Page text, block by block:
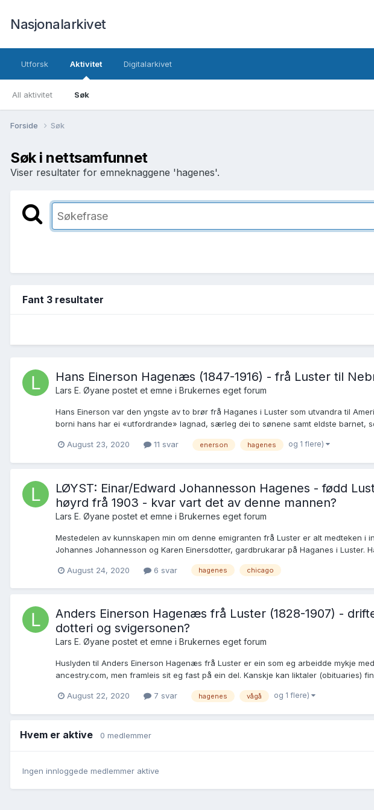
Nasjonalarkivet
Utforsk Aktivitet
All aktivitet Søk
Digitalarkivet
Forside Søk
Søk i nettsamfunnet
Viser resultater for emneknaggene 'hagenes'.
Fant 3 resultater
Hans Einerson Hagenæs (1847-1916) - frå Luster til
Lars E. Øyane postet et emne i Brukernes eget forum
Hans Einerson var den yngste av to brør frå Haganes i Luster som utvandra til
borni hans har ei «utfordrande» lagnad, særleg dei to sønene samt eldste barnet,
August 23, 2020 11 svar enerson hagenes og 1 flere)
LØYST: Einar/Edward Johannesson Hagenes - fødd
høyrd frå 1903 - kvar vart det av denne mannen?
Lars E. Øyane postet et emne i Brukernes eget forum
Mestedelen av kunnskapen min om denne emigranten frå Luster er alt medteken i
Johannes Johannesson og Karen Einersdotter, gardbrukarar på Haganes i Luster.
August 24, 2020 6 svar hagenes chicago
Anders Einerson Hagenæs frå Luster (1828-1907) -
dotteri og svigersonen?
Lars E. Øyane postet et emne i Brukernes eget forum
Huslyden til Anders Einerson Hagenæs frå Luster er ein som eg arbeidde mykje
ancestry.com, men framleis sit eg fast på ein del. Kanskje kan liktaler (obituaries)
August 22, 2020 7 svar hagenes vågå og 1 flere)
Hvem er aktive 0 medlemmer
Ingen innloggede medlemmer aktive